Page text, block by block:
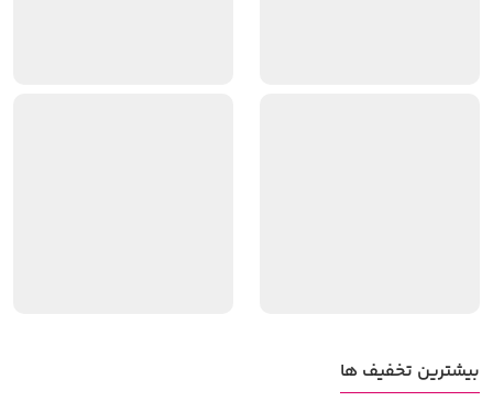
گوشی‌های هانوفر با تمرکز بر رفع نیازهای اساسی با
بیشترین تخفیف ها